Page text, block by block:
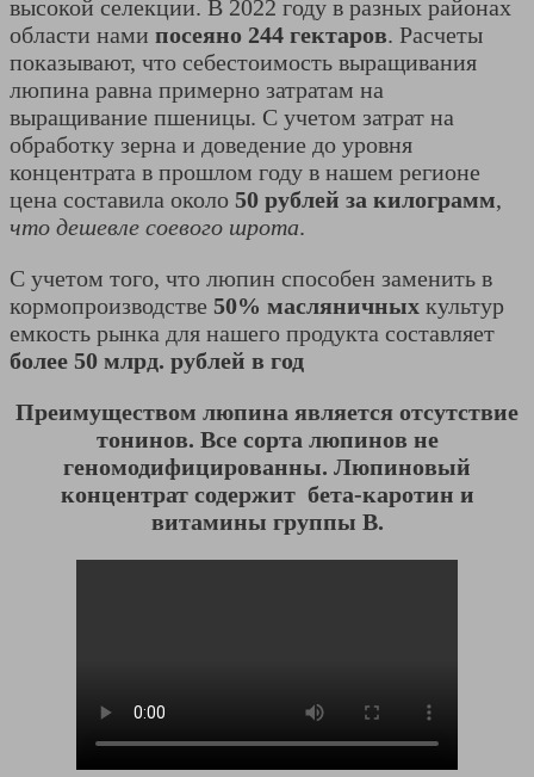
высокой селекции. В 2022 году в разных районах
области нами посеяно 244 гектаров. Расчеты
показывают, что себестоимость выращивания
люпина равна примерно затратам на
выращивание пшеницы. С учетом затрат на
обработку зерна и доведение до уровня
концентрата в прошлом году в нашем регионе
цена составила около 50 рублей за килограмм,
что дешевле соевого шрота.
С учетом того, что люпин способен заменить в
кормопроизводстве 50% масляничных культур
емкость рынка для нашего продукта составляет
более 50 млрд. рублей в год
Преимуществом люпина является отсутствие
тонинов. Все сорта люпинов не
геномодифицированны. Люпиновый
концентрат содержит бета-каротин и
витамины группы В.